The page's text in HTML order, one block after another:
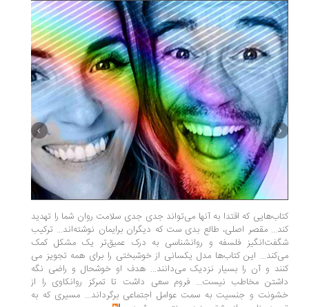
کتاب‌هایی که اقتدا به آنها می‌تواند جدی جدی سلامت روان شما را تهدید
کند... مقصر اصلی، طالع بدی ست که دیگران برایمان نوشته‌­اند... ترکیب
شگفت­‌انگیز فلسفه و روان­شناسی به درک عمیق‌تر یک مشکل کمک
می‌کند... این کتاب­‌ها مدل یکسانی از خوش­بختی را برای همه تجویز می­‌
کنند و آن را بسیار نزدیک می‌دانند... هدف او خوشحال و راضی نگه
داشتن مخاطب نیست... فروم سعی داشت تا تمرکز روانکاوی را از
خشونت و جنسیت به سمت عوامل اجتماعی برگرداند... مسیری که به